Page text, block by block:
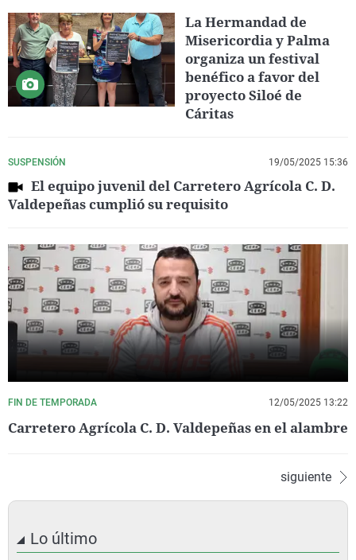
La Hermandad de
Misericordia y Palma
organiza un festival
benéfico a favor del
proyecto Siloé de
Cáritas
SUSPENSIÓN 19/05/2025 15:36
El equipo juvenil del Carretero Agrícola C. D.
Valdepeñas cumplió su requisito
FIN DE TEMPORADA 12/05/2025 13:22
Carretero Agrícola C. D. Valdepeñas en el alambre
siguiente
Lo último